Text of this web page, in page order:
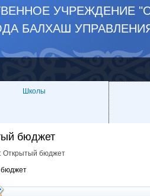
УЧРЕЖДЕНИЕ
БАЛХАШ
Школы
бюджет
Открытый бюджет